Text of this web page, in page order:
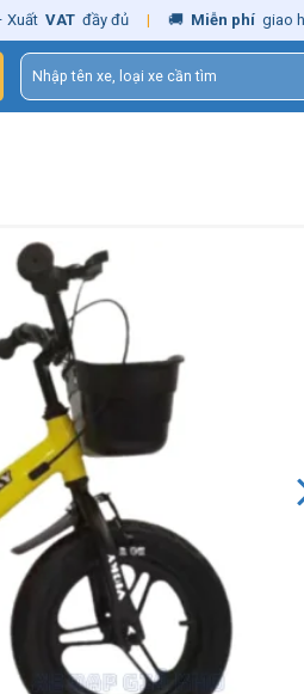
VAT đầy đủ | 🚚 Miễn phí giao hàng -
Tìm
kiếm: